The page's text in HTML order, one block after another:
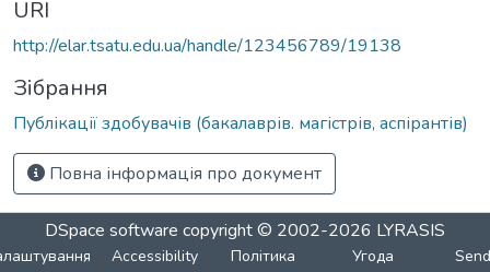
URI
http://elar.tsatu.edu.ua/handle/123456789/19138
Зібрання
Публікації здобувачів (бакалаврів. магістрів, аспірантів)
Повна інформація про документ
DSpace software copyright © 2002-2026 LYRASIS
Accessibility
Політика
Угода
Send